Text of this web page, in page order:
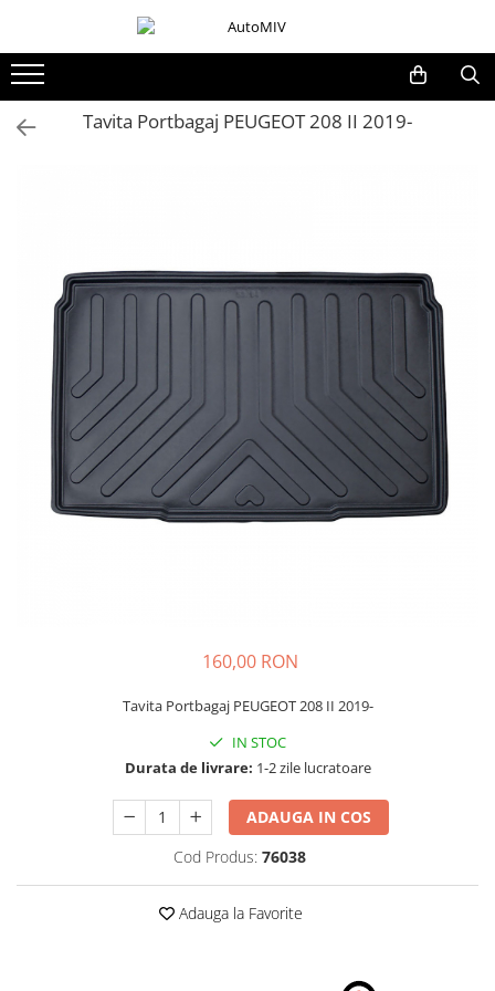
Oferta Saptamanii
Seturi Butoane
Butoane Blocare/Deblocare
Buton Frana
Buton Clapeta Rezervor
Buton Portbagaj
Alte Butoane/Comutatoare
Butoane Semnalizare
Schimbatoare Viteze
Accesorii Interior Auto
Tavite Portbagaj Dedicate
Tavita Portbagaj PEUGEOT 208 II 2019-
160,00 RON
Tavita Portbagaj PEUGEOT 208 II 2019-
IN STOC
Durata de livrare: 1-2 zile lucratoare
ADAUGA IN COS
Cod Produs: 76038
Adauga la Favorite